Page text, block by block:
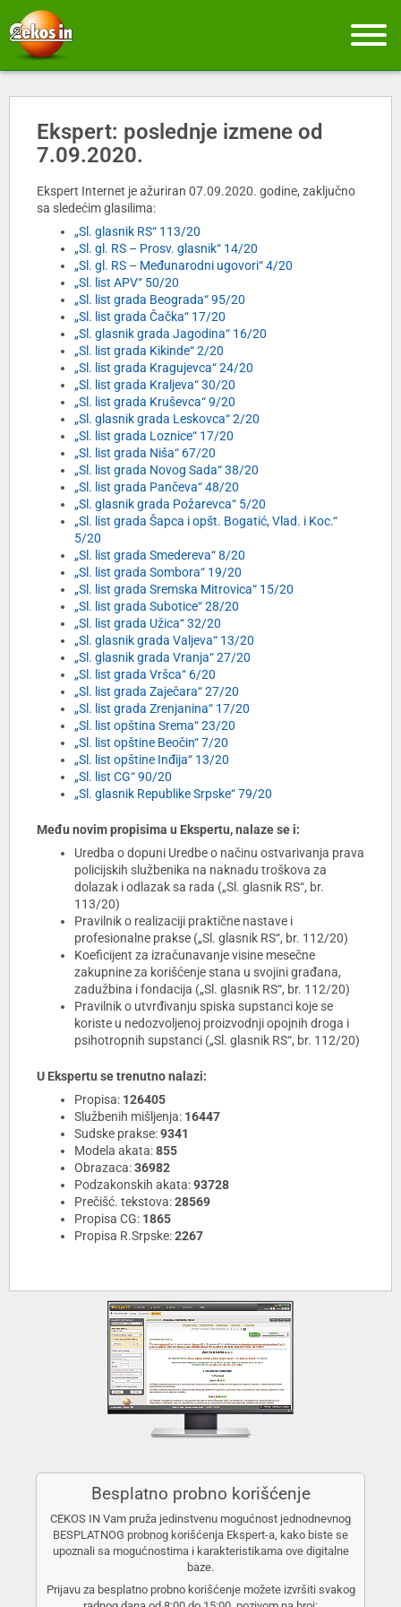
Ekspert: poslednje izmene od
7.09.2020.
Ekspert Internet je ažuriran 07.09.2020. godine, zaključno
sa sledećim glasilima:
„Sl. glasnik RS“ 113/20
„Sl. gl. RS – Prosv. glasnik“ 14/20
„Sl. gl. RS – Međunarodni ugovori“ 4/20
„Sl. list APV“ 50/20
„Sl. list grada Beograda“ 95/20
„Sl. list grada Čačka“ 17/20
„Sl. glasnik grada Jagodina“ 16/20
„Sl. list grada Kikinde“ 2/20
„Sl. list grada Kragujevca“ 24/20
„Sl. list grada Kraljeva“ 30/20
„Sl. list grada Kruševca“ 9/20
„Sl. glasnik grada Leskovca“ 2/20
„Sl. list grada Loznice“ 17/20
„Sl. list grada Niša“ 67/20
„Sl. list grada Novog Sada“ 38/20
„Sl. list grada Pančeva“ 48/20
„Sl. glasnik grada Požarevca“ 5/20
„Sl. list grada Šapca i opšt. Bogatić, Vlad. i Koc.“
5/20
„Sl. list grada Smedereva“ 8/20
„Sl. list grada Sombora“ 19/20
„Sl. list grada Sremska Mitrovica“ 15/20
„Sl. list grada Subotice“ 28/20
„Sl. list grada Užica“ 32/20
„Sl. glasnik grada Valjeva“ 13/20
„Sl. glasnik grada Vranja“ 27/20
„Sl. list grada Vršca“ 6/20
„Sl. list grada Zaječara“ 27/20
„Sl. list grada Zrenjanina“ 17/20
„Sl. list opština Srema“ 23/20
„Sl. list opštine Beočin“ 7/20
„Sl. list opštine Inđija“ 13/20
„Sl. list CG“ 90/20
„Sl. glasnik Republike Srpske“ 79/20
Među novim propisima u Ekspertu, nalaze se i:
Uredba o dopuni Uredbe o načinu ostvarivanja prava
policijskih službenika na naknadu troškova za
dolazak i odlazak sa rada („Sl. glasnik RS“, br.
113/20)
Pravilnik o realizaciji praktične nastave i
profesionalne prakse („Sl. glasnik RS“, br. 112/20)
Koeficijent za izračunavanje visine mesečne
zakupnine za korišćenje stana u svojini građana,
zadužbina i fondacija („Sl. glasnik RS“, br. 112/20)
Pravilnik o utvrđivanju spiska supstanci koje se
koriste u nedozvoljenoj proizvodnji opojnih droga i
psihotropnih supstanci („Sl. glasnik RS“, br. 112/20)
U Ekspertu se trenutno nalazi:
Propisa: 126405
Službenih mišljenja: 16447
Sudske prakse:9341
Modela akata:855
Obrazaca:36982
Podzakonskih akata:93728
Prečišć. tekstova:28569
Propisa CG: 1865
Propisa R.Srpske:2267
Besplatno probno korišćenje
CEKOS IN Vam pruža jedinstvenu mogućnost jednodnevnog
BESPLATNOG probnog korišćenja Ekspert-a, kako biste se
upoznali sa mogućnostima i karakteristikama ove digitalne
baze.
Prijavu za besplatno probno korišćenje možete izvršiti svakog